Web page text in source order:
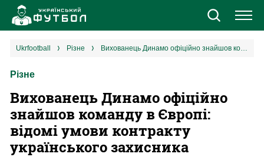
Новини
Єврокубки
УПЛ
ukrfootball різне Вихованець Динамо офіційно знайшов команду в Європі: відомі умови контракту українського захисника
Різне
Вихованець Динамо офіційно
знайшов команду в Європі:
відомі умови контракту
українського захисника